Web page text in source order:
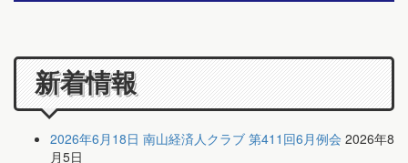
新着情報
2026年6月18日 南山経済人クラブ 第411回6月例会 2026年8
月5日